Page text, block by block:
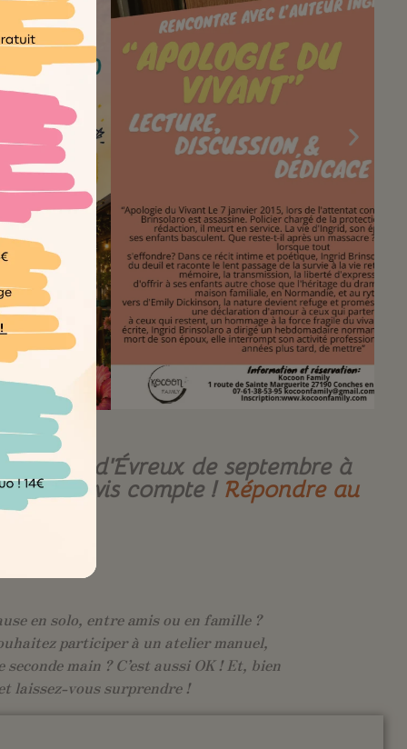
ville d’Évreux de septembre à
Votre avis compte !Répondre au
en solo, entre amis ou en famille ?
participer à un atelier manuel,
main ? C’est aussi OK ! Et, bien
laissez-vous surprendre !